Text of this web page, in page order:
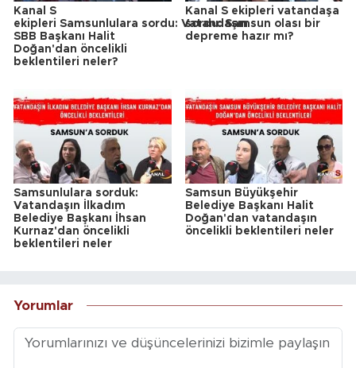
Kanal S
ekipleri Samsunlulara sordu: Vatandaşın
SBB Başkanı Halit
Doğan'dan öncelikli
beklentileri neler?
Kanal S ekipleri vatandaşa
sordu: Samsun olası bir
depreme hazır mı?
Samsunlulara sorduk:
Vatandaşın İlkadım
Belediye Başkanı İhsan
Kurnaz'dan öncelikli
beklentileri neler
Samsun Büyükşehir
Belediye Başkanı Halit
Doğan'dan vatandaşın
öncelikli beklentileri neler
Yorumlar